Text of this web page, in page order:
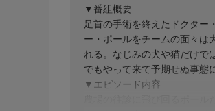
▼番組概要
足首の手術を終えたドクター
ー・ポールをチームの面々は
れる。なじみの犬や猫だけで
でもやって来て予期せぬ事態
▼エピソード内容